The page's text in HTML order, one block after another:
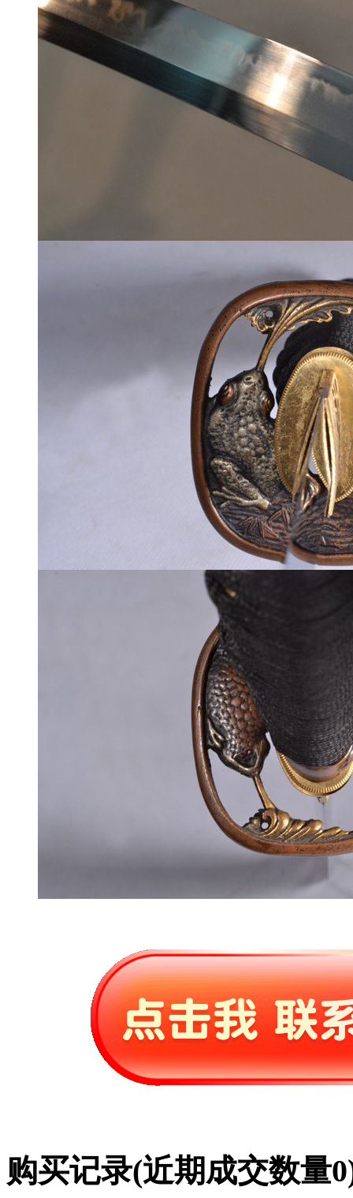
购买记录(近期成交数量0